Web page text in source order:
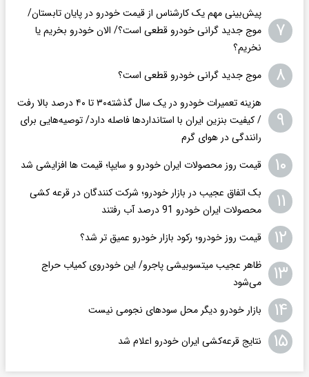
۷
پیش‌بینی مهم یک کارشناس از قیمت خودرو در پایان تابستان/
موج جدید گرانی خودرو قطعی است؟/ الان خودرو بخریم یا
نخریم؟
۸ موج جدید گرانی خودرو قطعی است؟
۹
هزینه تعمیرات خودرو در یک سال گذشته۳۰ تا ۴۰ درصد بالا رفت
/ کیفیت بنزین ایران با استانداردها فاصله دارد/ توصیه‌هایی برای
رانندگی در هوای گرم
۱۰ قیمت روز محصولات ایران خودرو و سایپا؛ قیمت ها افزایشی شد
۱۱
بک اتفاق عجیب در بازار خودرو؛ شرکت کنندگان در قرعه کشی
محصولات ایران خودرو 91 درصد آب رفتند
۱۲ قیمت روز خودرو؛ رکود بازار خودرو عمیق تر شد؟
۱۳
ظاهر عجیب میتسوبیشی پاجرو/ این خودروی کمیاب حراج
می‌شود
۱۴ بازار خودرو دیگر محل سودهای نجومی نیست
۱۵ نتایج قرعه‌کشی ایران خودرو اعلام شد